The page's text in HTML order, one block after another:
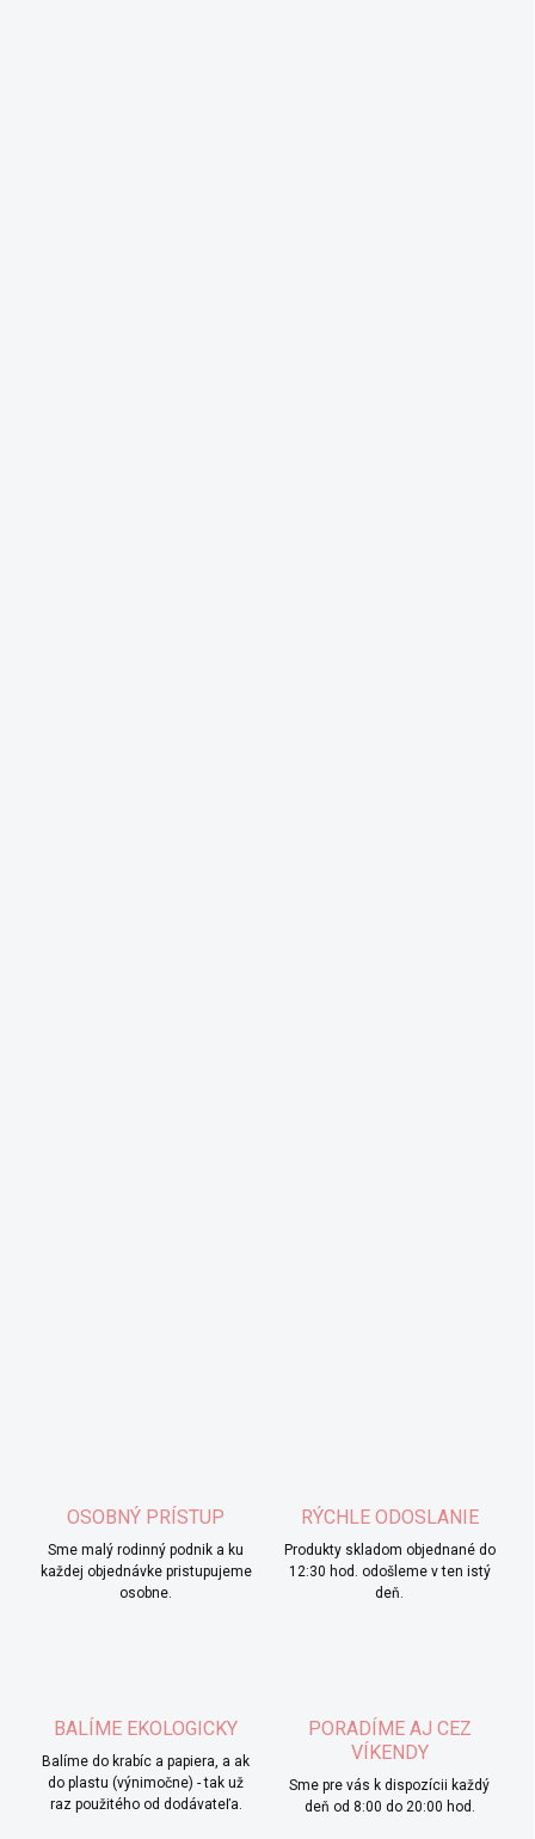
OSOBNÝ PRÍSTUP
Sme malý rodinný podnik a ku
každej objednávke pristupujeme
osobne.
RÝCHLE ODOSLANIE
Produkty skladom objednané do
12:30 hod. odošleme v ten istý
deň.
BALÍME EKOLOGICKY
Balíme do krabíc a papiera, a ak
do plastu (výnimočne) - tak už
raz použitého od dodávateľa.
PORADÍME AJ CEZ
VÍKENDY
Sme pre vás k dispozícii každý
deň od 8:00 do 20:00 hod.